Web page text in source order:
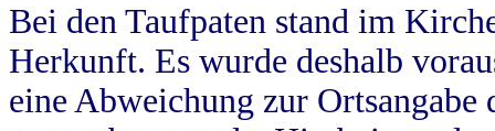
Bei den Taufpaten stand im
Herkunft. Es wurde deshalb
eine Abweichung zur